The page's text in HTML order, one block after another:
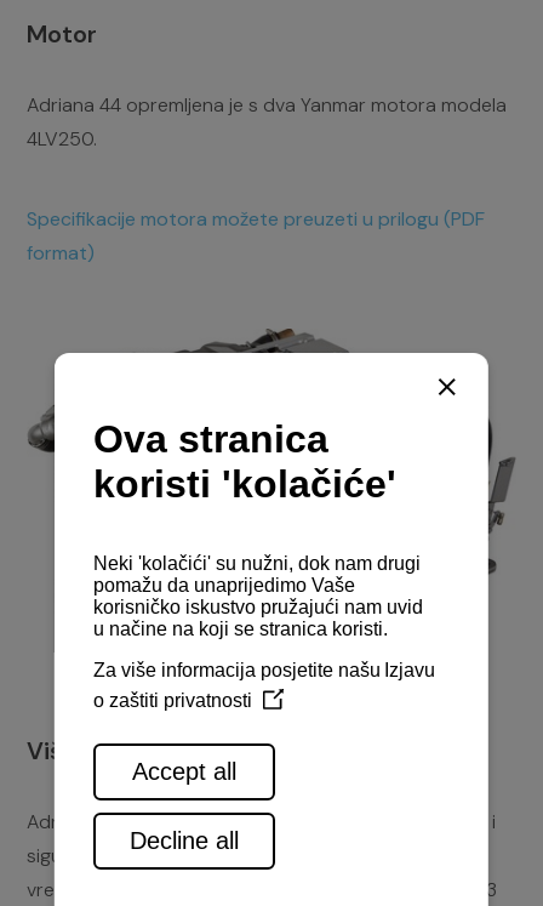
Motor
Adriana 44 opremljena je s dva Yanmar motora modela
4LV250.
Specifikacije motora možete preuzeti u prilogu (PDF
format)
Više o plovilu
Adriana 44 plovilo jelobstertipa čije su performanse i
sigurnost došli do izražaja prilikom testiranja za
vremenskih nepogoda. Unutrašnjost je opremljena s 3